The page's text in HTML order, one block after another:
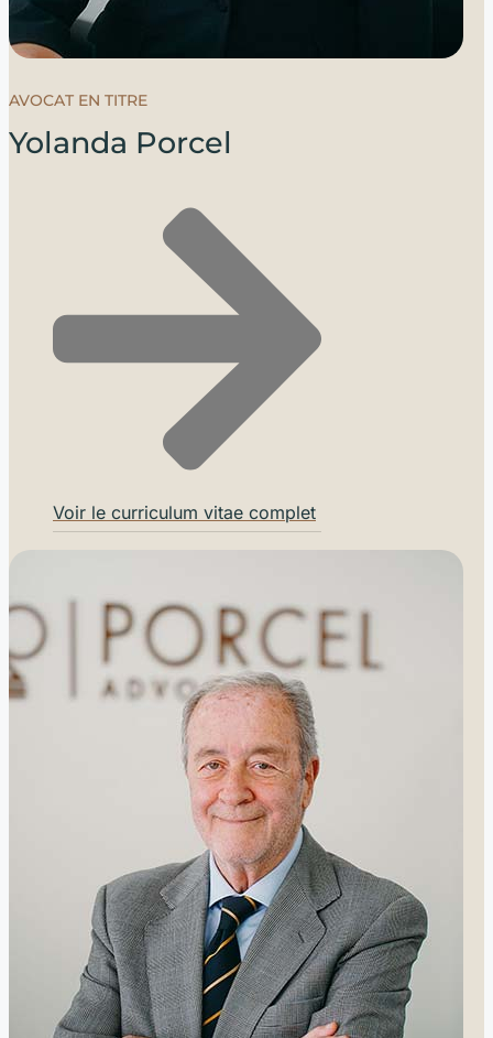
AVOCAT EN TITRE
Yolanda Porcel
Voir le curriculum vitae complet